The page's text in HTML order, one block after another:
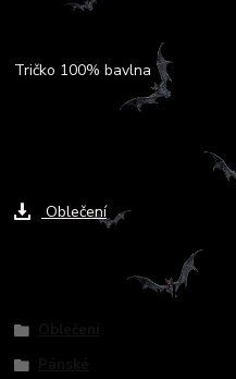
Tričko 100% bavlna
Oblečení
Zboží zařazeno v